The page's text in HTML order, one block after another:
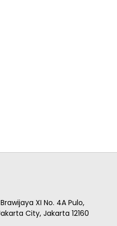
Brawijaya XI No. 4A Pulo,
City, Jakarta 12160